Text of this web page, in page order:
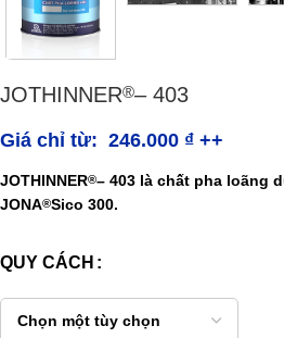
JOTHINNER®– 403
Giá chỉ từ: 246.000 ₫ ++
JOTHINNER®– 403 là chất pha loãng
JONA®Sico 300.
QUY CÁCH